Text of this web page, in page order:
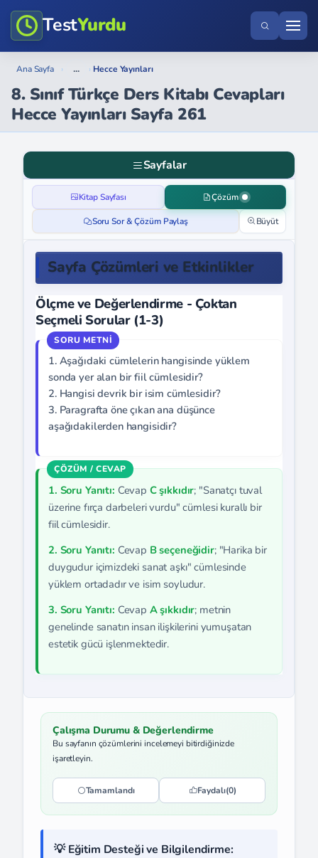
TestYurdu
Ana Sayfa › ... › Hecce Yayınları
8. Sınıf Türkçe Ders Kitabı Cevapları
Hecce Yayınları Sayfa 261
Sayfalar
Kitap Sayfası Çözüm
Soru Sor & Çözüm Paylaş Büyüt
Sayfa Çözümleri ve Etkinlikler
Ölçme ve Değerlendirme - Çoktan
Seçmeli Sorular (1-3)
1. Aşağıdaki cümlelerin hangisinde yüklem
sonda yer alan bir fiil cümlesidir?
2. Hangisi devrik bir isim cümlesidir?
3. Paragrafta öne çıkan ana düşünce
aşağıdakilerden hangisidir?
1. Soru Yanıtı: Cevap C şıkkıdır; "Sanatçı tuval
üzerine fırça darbeleri vurdu" cümlesi kurallı bir
fiil cümlesidir.
2. Soru Yanıtı: Cevap B seçeneğidir; "Harika bir
duygudur içimizdeki sanat aşkı" cümlesinde
yüklem ortadadır ve isim soyludur.
3. Soru Yanıtı: Cevap A şıkkıdır; metnin
genelinde sanatın insan ilişkilerini yumuşatan
estetik gücü işlenmektedir.
Çalışma Durumu & Değerlendirme
Bu sayfanın çözümlerini incelemeyi bitirdiğinizde
işaretleyin.
Tamamlandı Faydalı(0)
💡 Eğitim Desteği ve Bilgilendirme: